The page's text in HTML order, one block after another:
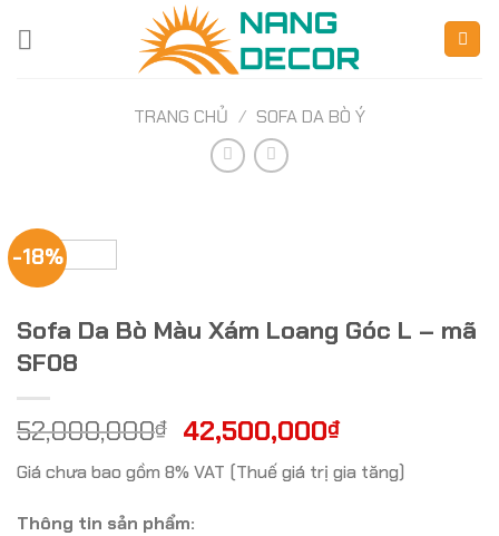
TRANG CHỦ / SOFA DA BÒ Ý
-18%
Sofa Da Bò Màu Xám Loang Góc L – mã
SF08
52,000,000₫ 42,500,000₫
Giá chưa bao gồm 8% VAT (Thuế giá trị gia tăng)
Thông tin sản phẩm: